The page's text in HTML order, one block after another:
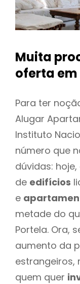
Muita
oferta
Para ter
Alugar
Instituto
número que
dúvidas:
de edifícios
e
metade do
Portela. Ora,
aumento da
estrangeiros,
quem quer